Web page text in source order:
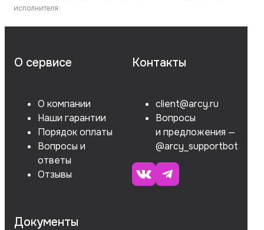
исполнителя
О сервисе
О компании
Наши гарантии
Порядок оплаты
Вопросы и
ответы
Отзывы
Контакты
client@arcy.ru
Вопросы
и предложения —
@arcy_supportbot
Документы